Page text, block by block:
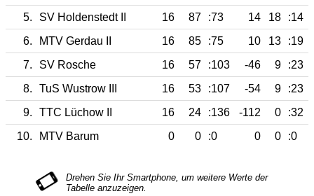
5.
SV Holdenstedt II 16 87 :73 14 18
:14
6.
MTV Gerdau II 16 85 :75 10 13
:19
7.
SV Rosche 16 57 :103 -46 9
:23
8.
TuS Wustrow III 16 53 :107 -54 9
:23
9.
TTC Lüchow II 16 24 :136 -112 0
:32
10.
MTV Barum 0 0 :0 0 0 :0